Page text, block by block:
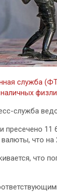
служба
служба
пресечено 11
валюты, что
что